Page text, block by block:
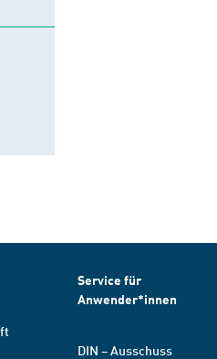
Service für
Anwender*innen
DIN – Ausschuss